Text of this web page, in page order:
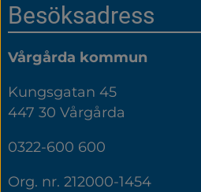
Sidfot
Besöksadress
Vårgårda kommun
Kungsgatan 45
447 30 Vårgårda
0322-600 600
Org. nr. 212000-1454